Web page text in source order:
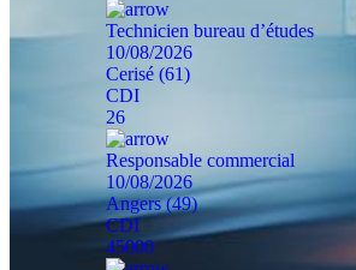
Technicien bureau d’études
10/08/2026
Cerisé (61)
CDI
26
Responsable commercial
10/08/2026
Angers (49)
CDI
45000